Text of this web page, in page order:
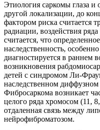
Этиология саркомы глаза и
другой локализации, до
фактором риска считается
радиации, воздействия
считается, что
наследственность,
диагностируется в раннем
возникновения
детей с синдромом Ли-
наследственном
Фибросаркома возникает
целого ряда хромосом (11,
отдаленная связь между
нейрофиброматозом.